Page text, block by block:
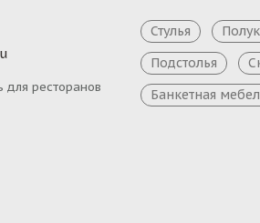
ресторанов
Стулья
Подстолья
Банкетная